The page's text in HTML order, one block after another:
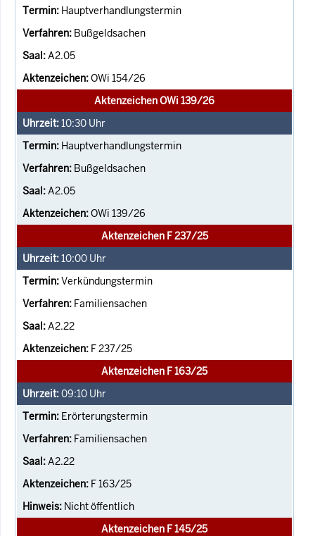
Hauptverhandlungstermin
Bußgeldsachen
A2.05
OWi 154/26
Aktenzeichen OWi 139/26
10:30 Uhr
Hauptverhandlungstermin
Bußgeldsachen
A2.05
OWi 139/26
Aktenzeichen F 237/25
10:00 Uhr
Verkündungstermin
Familiensachen
A2.22
F 237/25
Aktenzeichen F 163/25
09:10 Uhr
Erörterungstermin
Familiensachen
A2.22
F 163/25
Nicht öffentlich
Aktenzeichen F 145/25